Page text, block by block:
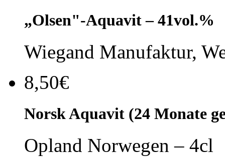
„Olsen"-Aquavit – 41vol.%
Wiegand Manufaktur,
8,50€
Norsk Aquavit (24 Monate
Opland Norwegen – 4cl